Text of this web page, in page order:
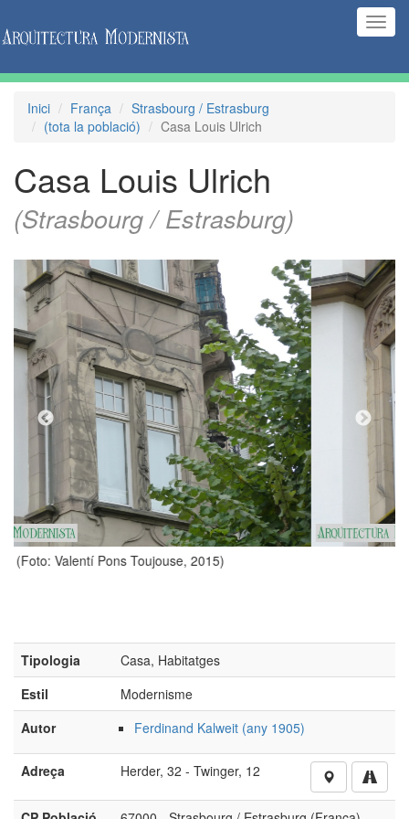
Inici França
Strasbourg / Estrasburg
(tota la població)
Casa Louis Ulrich
Casa Louis Ulrich
(Strasbourg / Estrasburg)
(Foto: Valentí Pons Toujouse, 2015)
Tipologia
Casa, Habitatges
Estil
Modernisme
Autor
Ferdinand Kalweit (any 1905)
Adreça Herder, 32 - Twinger, 12